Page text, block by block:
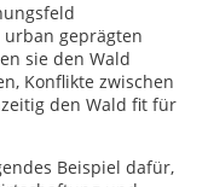
geprägten
sie den Wald
Konflikte zwischen
den Wald fit für
Beispiel dafür,